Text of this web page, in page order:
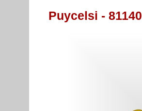
Puycelsi - 81140